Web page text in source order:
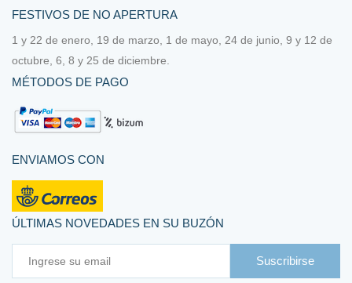
Hilo Valdani
Kits y tutoriales de Pendiente de un Hilo
Accesorios tejer y ganchillear
Algodón
Lana
Ofertas
FESTIVOS DE NO APERTURA
1 y 22 de enero, 19 de marzo, 1 de mayo, 24 de junio, 9 y 12 de
octubre, 6, 8 y 25 de diciembre.
MÉTODOS DE PAGO
ENVIAMOS CON
ÚLTIMAS NOVEDADES EN SU BUZÓN
Suscribirse